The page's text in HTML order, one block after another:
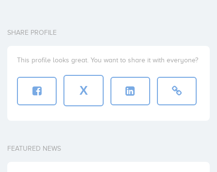
SHARE PROFILE
This profile looks great. You want to share it with everyone?
X
FEATURED NEWS